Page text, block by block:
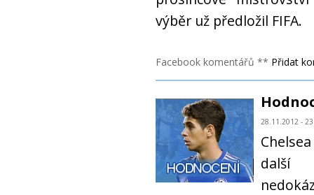
výběr už předložil FIFA.
Facebook komentářů ** Přidat
28.11.2012 -
další